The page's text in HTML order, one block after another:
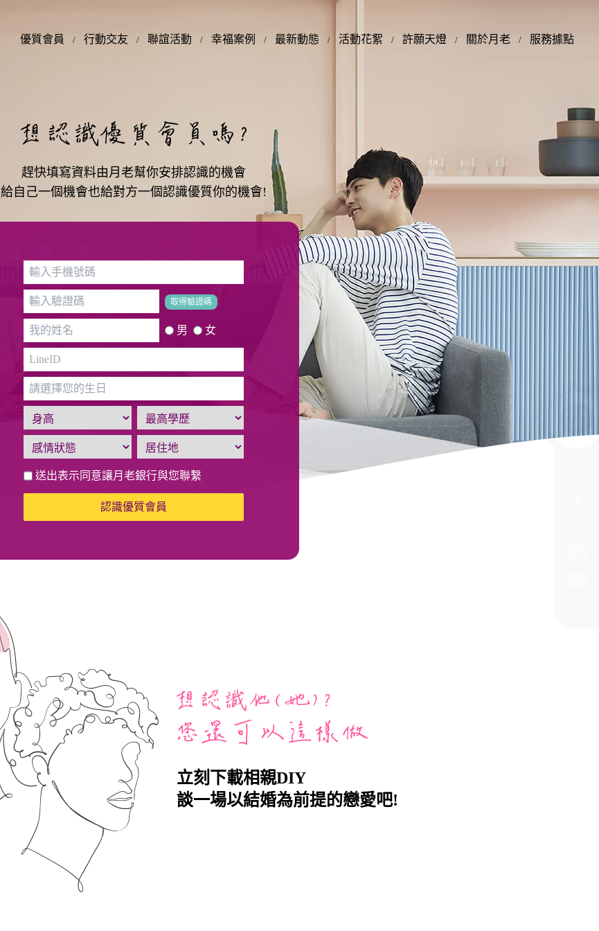
優質會員 行動交友 聯誼活動 幸福案例 最新動態 活動花絮 許願天燈 關於月老 服務據點
趕快填寫資料由月老幫你安排認識的機會
給自己一個機會也給對方一個認識優質你的機會!
取得驗證碼
男 女
送出表示同意讓月老銀行與您聯繫
認識優質會員
立刻下載相親DIY
談一場以結婚為前提的戀愛吧!